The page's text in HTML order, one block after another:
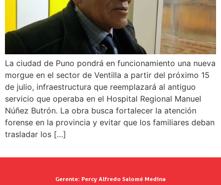
La ciudad de Puno pondrá en funcionamiento una nueva
morgue en el sector de Ventilla a partir del próximo 15
de julio, infraestructura que reemplazará al antiguo
servicio que operaba en el Hospital Regional Manuel
Núñez Butrón. La obra busca fortalecer la atención
forense en la provincia y evitar que los familiares deban
trasladar los […]
Gerente: Percy Alfredo Salomé Medina